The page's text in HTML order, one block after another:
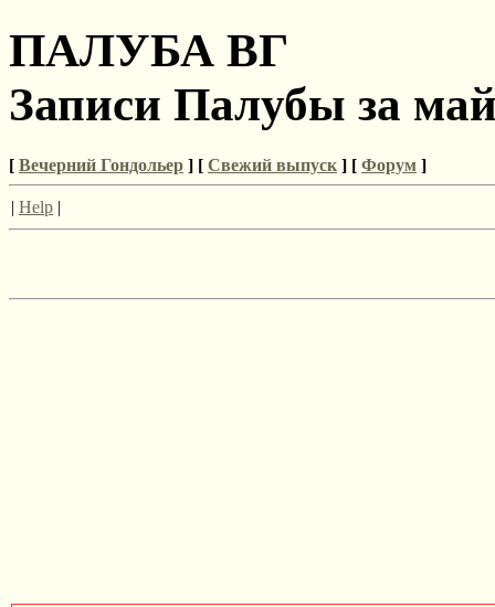
ПАЛУБА ВГ
Записи Палубы за
[ Вечерний Гондольер ] [ Свежий выпуск ] [ Форум ]
| Help |